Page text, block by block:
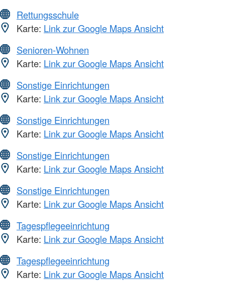
Rettungsschule
Karte: Link zur Google Maps Ansicht
Senioren-Wohnen
Karte: Link zur Google Maps Ansicht
Sonstige Einrichtungen
Karte: Link zur Google Maps Ansicht
Sonstige Einrichtungen
Karte: Link zur Google Maps Ansicht
Sonstige Einrichtungen
Karte: Link zur Google Maps Ansicht
Sonstige Einrichtungen
Karte: Link zur Google Maps Ansicht
Tagespflegeeinrichtung
Karte: Link zur Google Maps Ansicht
Tagespflegeeinrichtung
Karte: Link zur Google Maps Ansicht